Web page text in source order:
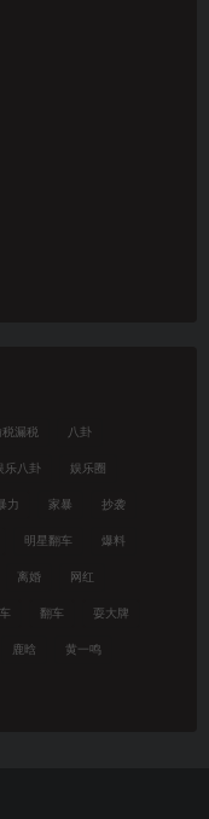
税漏税 八卦
乐八卦 娱乐圈
力 家暴 抄袭
明星翻车 爆料
离婚 网红
翻车 耍大牌
鹿晗 黄一鸣